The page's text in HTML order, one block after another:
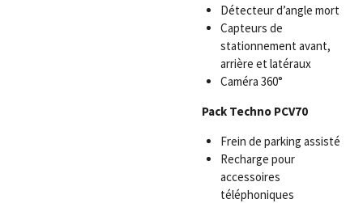
Détecteur d’angle mort
Capteurs de
stationnement avant,
arrière et latéraux
Caméra 360°
Pack Techno PCV70
Frein de parking assisté
Recharge pour
accessoires
téléphoniques